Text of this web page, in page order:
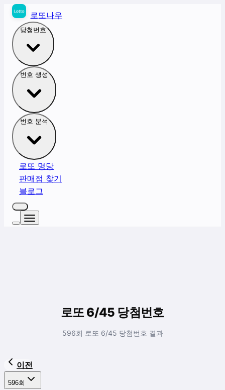
로또나우
당첨번호
번호 생성
번호 분석
로또 명당
판매점 찾기
블로그
로또 6/45 당첨번호
596회 로또 6/45 당첨번호 결과
이전
596회